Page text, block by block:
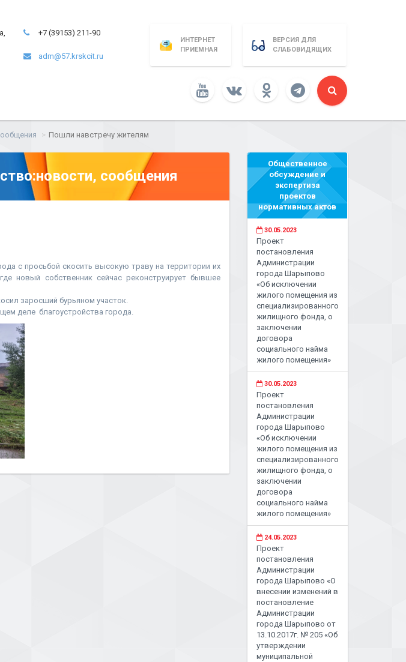
+7 (39153) 211-90
adm@57.krskcit.ru
ИНТЕРНЕТ
ПРИЕМНАЯ
ВЕРСИЯ ДЛЯ
СЛАБОВИДЯЩИХ
Пошли навстречу жителям
сообщения
с просьбой скосить высокую траву на территории их
новый собственник сейчас реконструирует бывшее
заросший бурьяном участок.
деле благоустройства города.
Общественное
обсуждение и
экспертиза
проектов
нормативных актов
30.05.2023
Проект
постановления
Администрации
города Шарыпово
«Об исключении
жилого помещения из
специализированного
жилищного фонда, о
заключении
договора
социального найма
жилого помещения»
30.05.2023
Проект
постановления
Администрации
города Шарыпово
«Об исключении
жилого помещения из
специализированного
жилищного фонда, о
заключении
договора
социального найма
жилого помещения»
24.05.2023
Проект
постановления
Администрации
города Шарыпово «О
внесении изменений в
постановление
Администрации
города Шарыпово от
13.10.2017г. № 205 «Об
утверждении
муниципальной